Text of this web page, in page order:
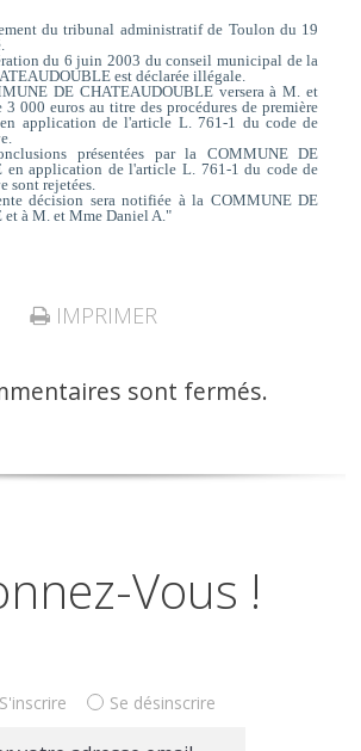
du tribunal administratif de Toulon du 19
du 6 juin 2003 du conseil municipal de la
est déclarée illégale.
DE CHATEAUDOUBLE versera à M. et
3 000 euros au titre des procédures de première
application de l'article L. 761-1 du code de
présentées par la COMMUNE DE
en application de l'article L. 761-1 du code de
sont rejetées.
décision sera notifiée à la COMMUNE DE
à M. et Mme Daniel A."
IMPRIMER
sont fermés.
Vous !
S'inscrire Se désinscrire